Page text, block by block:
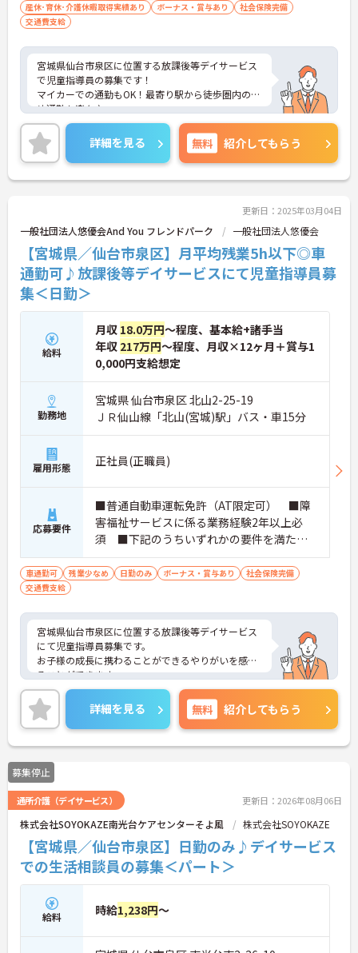
産休･育休･介護休暇取得実績あり
ボーナス・賞与あり
社会保険完備
交通費支給
宮城県仙台市泉区に位置する放課後等デイサービス
で児童指導員の募集です！
マイカーでの通勤もOK！最寄り駅から徒歩圏内のた
め通勤も楽々♪
日勤のみのお仕事で、年間休日113日もありプライ
ベートとの両立を目指す方におすすめの環境です◎
昇給や賞与制度があり、頑張りが評価されてしっか
りと還元されます。しっかりとしたフォロー体制
で、経験に関わらず安心してスタートできます。
ントもお伝えしますので是非ご応募お待ちしており
ます。
詳細を見る 無料 紹介してもらう
更新日：2025年03月04日
一般社団法人悠優会And You フレンドパーク 一般社団法人悠優会
【宮城県／仙台市泉区】月平均残業5h以下◎車
通勤可♪放課後等デイサービスにて児童指導員募
集＜日勤＞
給料
月収 18.0万円～程度、基本給+諸手当
年収 217万円～程度、月収×12ヶ月＋賞与1
0,000円支給想定
勤務地
宮城県 仙台市泉区 北山2-25-19
ＪＲ仙山線「北山(宮城)駅」バス・車15分
雇用形態 正社員(正職員)
応募要件
■普通自動車運転免許（AT限定可） ■障
害福祉サービスに係る業務経験2年以上必
須 ■下記のうちいずれかの要件を満たす
方 社会福祉士、精神保健福祉士または保育
士資格／大学の学部で社会福祉学、心理
で、2年以上児童福祉事業に従事した者／小
学校、中学校、高等学校等の教諭となる資
格を有する者で、知事が適当と認めた者／3
年以上児童福祉事業に従事した者で知事が
適当と認めた者（中卒以上）
車通勤可 残業少なめ 日勤のみ ボーナス・賞与あり
社会保険完備
交通費支給
宮城県仙台市泉区に位置する放課後等デイサービス
にて児童指導員募集です。
お子様の成長に携わることができるやりがいを感じ
ることができます。
夜勤無しのため生活リズムを整えながら長く働きや
すい環境です。
ご興味のある方には、面接対策ポイントなど、さら
に詳細をお話いたしますので、お気軽にご相談くだ
さい。
詳細を見る 無料 紹介してもらう
募集停止
通所介護（デイサービス） 更新日：2026年08月06日
株式会社SOYOKAZE南光台ケアセンターそよ風 株式会社SOYOKAZE
【宮城県／仙台市泉区】日勤のみ♪デイサービス
での生活相談員の募集＜パート＞
給料 時給1,238円～